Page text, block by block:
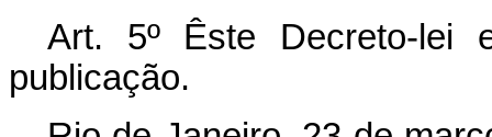
Art. 5º Êste Decreto-lei
publicação.